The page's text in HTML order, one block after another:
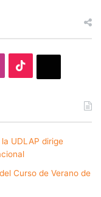
UDLAP dirige
Curso de Verano de